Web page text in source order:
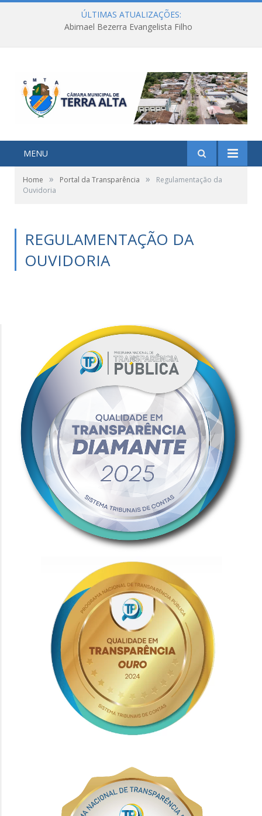
ÚLTIMAS ATUALIZAÇÕES:
Abimael Bezerra Evangelista Filho
MENU
Home » Portal da Transparência »
Regulamentação da
Ouvidoria
REGULAMENTAÇÃO DA
OUVIDORIA